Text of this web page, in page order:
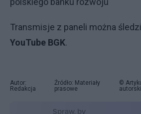
Transmisje z paneli można
YouTube BGK.
Autor:
Redakcja
Źródło: Materiały
prasowe
©